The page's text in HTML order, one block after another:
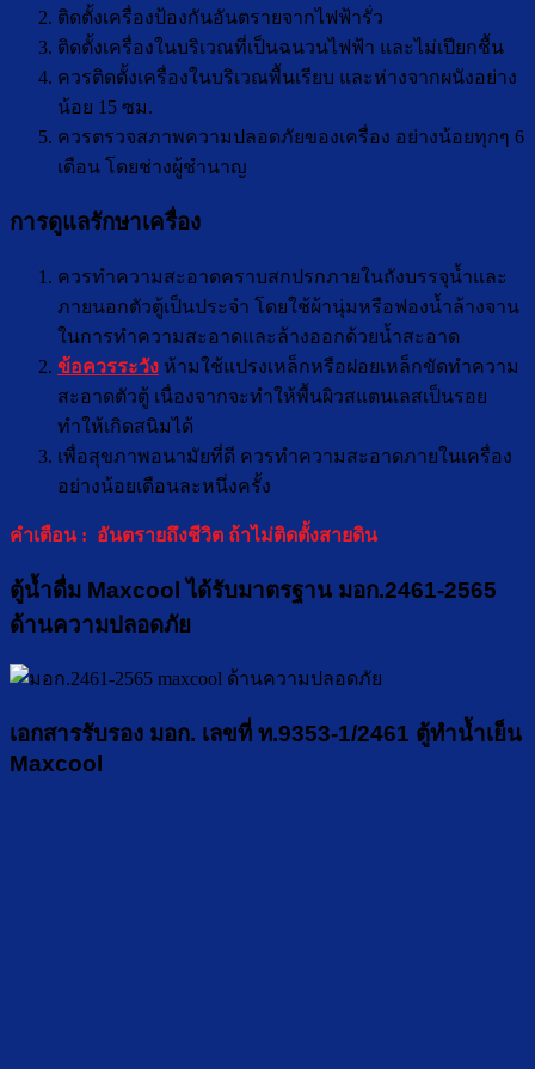
ติดตั้งเครื่องป้องกันอันตรายจากไฟฟ้ารั่ว
ติดตั้งเครื่องในบริเวณที่เป็นฉนวนไฟฟ้า และไม่เปียกชื้น
ควรติดตั้งเครื่องในบริเวณพื้นเรียบ และห่างจากผนังอย่าง
น้อย 15 ซม.
ควรตรวจสภาพความปลอดภัยของเครื่อง อย่างน้อยทุกๆ 6
เดือน โดยช่างผู้ชำนาญ
การดูแลรักษาเครื่อง
ควรทำความสะอาดคราบสกปรกภายในถังบรรจุน้ำและ
ภายนอกตัวตู้เป็นประจำ โดยใช้ผ้านุ่มหรือฟองน้ำล้างจาน
ในการทำความสะอาดและล้างออกด้วยน้ำสะอาด
ข้อควรระวัง ห้ามใช้แปรงเหล็กหรือฝอยเหล็กขัดทำความ
สะอาดตัวตู้ เนื่องจากจะทำให้พื้นผิวสแตนเลสเป็นรอย
ทำให้เกิดสนิมได้
เพื่อสุขภาพอนามัยที่ดี ควรทำความสะอาดภายในเครื่อง
อย่างน้อยเดือนละหนึ่งครั้ง
คำเตือน : อันตรายถึงชีวิต ถ้าไม่ติดตั้งสายดิน
ตู้น้ำดื่ม Maxcool ได้รับมาตรฐาน มอก.2461-2565
ด้านความปลอดภัย
เอกสารรับรอง มอก. เลขที่ ท.9353-1/2461 ตู้ทำน้ำเย็น
Maxcool